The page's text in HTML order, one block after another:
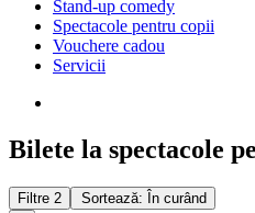
Stand-up comedy
Spectacole pentru copii
Vouchere cadou
Servicii
Bilete la spectacole
Filtre 2
Sortează: În curând